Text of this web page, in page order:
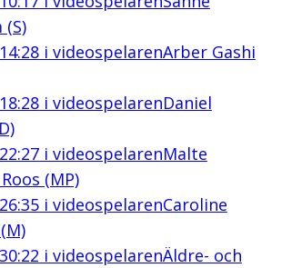
14:28i videospelarenArber Gashi
18:28i videospelarenDaniel
22:27i videospelarenMalte
(MP)
26:35i videospelarenCaroline
30:22 i videospelarenÄldre- och